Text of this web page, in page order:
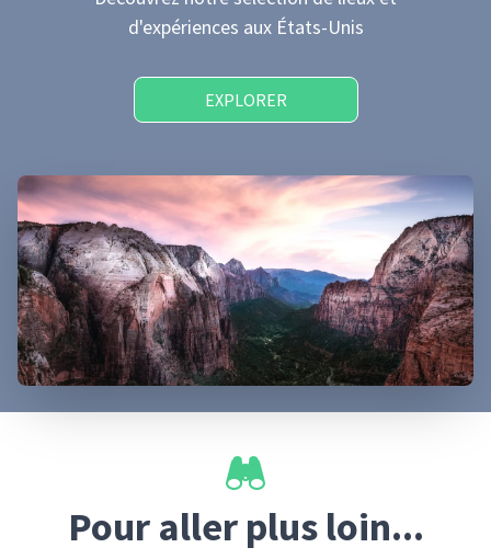
d'expériences aux États-Unis
EXPLORER
Pour aller plus loin...